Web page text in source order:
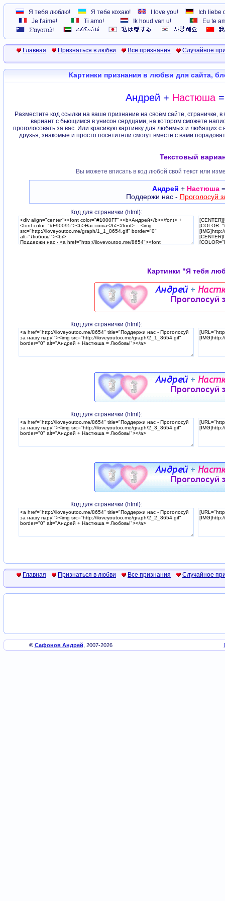
Я тебя люблю! Я тебе кохаю! I love you!
Ich liebe
Je t'aime!
Ti amo! Ik houd van u!
Eu te
Σ'αγαπώ!
Главная Признаться в любви Все признания Случайное
Картинки признания в любви для сайта,
Андрей + Настюша
Разместите код ссылки на ваше признание на своём сайте, страничке,
вариант с бьющимся в унисон сердцами, на котором сможете
проголосовать за вас. Или красивую картинку для любимых и любящих
друзья, знакомые и просто посетители смогут вместе с вами
Текстовый
Вы можете вписать в код любой свой текст или
Андрей + Настюша
Поддержи нас - Проголосуй
Код для странички (html):
Картинки "Я тебя
Код для странички (html):
Код для странички (html):
Код для странички (html):
Главная Признаться в любви Все признания Случайное
© Сафонов Андрей , 2007-2026